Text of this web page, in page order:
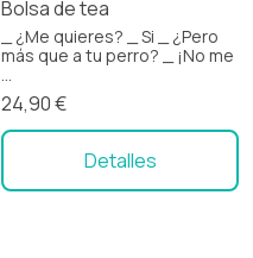
Bolsa de tea
_ ¿Me quieres? _ Si _ ¿Pero
más que a tu perro? _ ¡No me
...
24,90 €
Detalles